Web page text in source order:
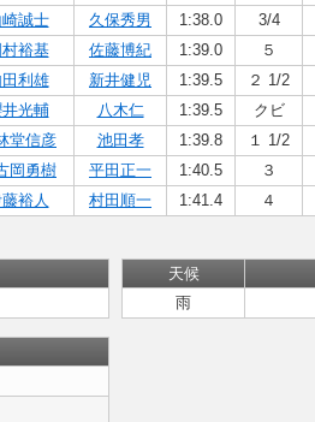
崎誠士 久保秀男 1:38.0 3/4
村裕基 佐藤博紀 1:39.0 ５
田利雄 新井健児 1:39.5 ２ 1/2
光輔 八木仁 1:39.5 クビ
堂信彦 池田孝 1:39.8 １ 1/2
岡勇樹 平田正一 1:40.5 ３
裕人 村田順一 1:41.4 ４
天候
雨